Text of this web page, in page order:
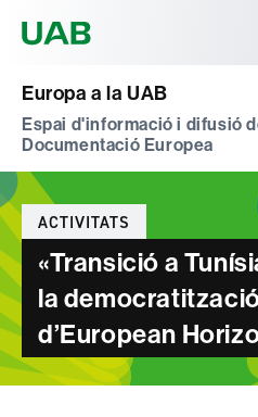
Europa a la UAB
Espai d'informació i difusió
Documentació Europea
Categories
ACTIVITATS
«Transició a
la
d’European